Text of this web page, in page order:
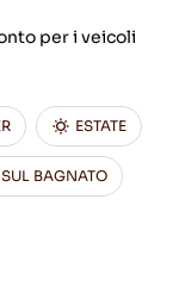
per i veicoli
ESTATE
SUL BAGNATO